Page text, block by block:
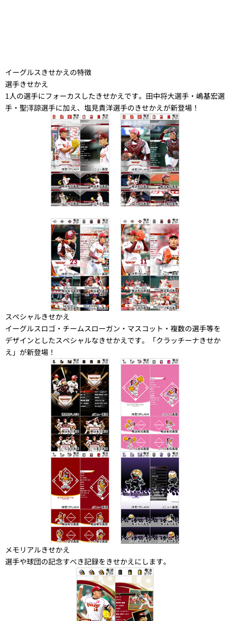
イーグルスきせかえの特徴
選手きせかえ
1人の選手にフォーカスしたきせかえです。田中将大選手・嶋基宏選
手・聖澤諒選手に加え、塩見貴洋選手のきせかえが新登場！
スペシャルきせかえ
イーグルスロゴ・チームスローガン・マスコット・複数の選手等を
デザインとしたスペシャルなきせかえです。「クラッチーナきせか
え」が新登場！
メモリアルきせかえ
選手や球団の記念すべき記録をきせかえにします。